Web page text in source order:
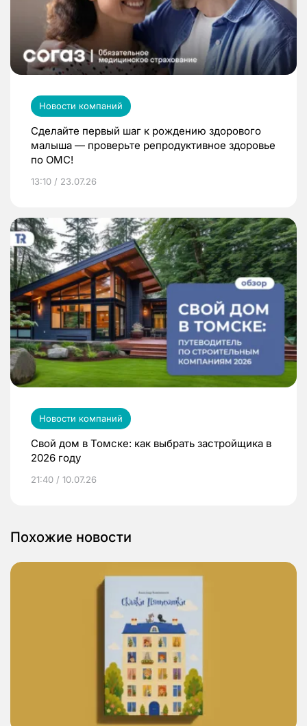
Новости компаний
Сделайте первый шаг к рождению здорового
малыша — проверьте репродуктивное здоровье
по ОМС!
13:10 / 23.07.26
Новости компаний
Свой дом в Томске: как выбрать застройщика в
2026 году
21:40 / 10.07.26
Похожие новости